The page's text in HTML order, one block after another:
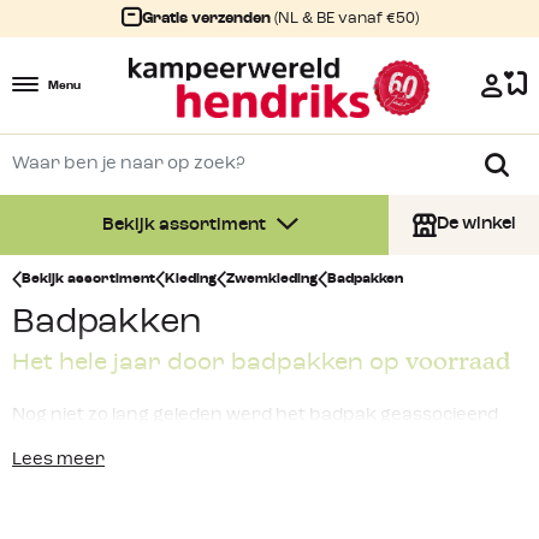
Gratis verzenden (NL & BE vanaf €50)
Menu
Bekijk assortiment De winkel
Bekijk assortiment Kleding Zwemkleding Badpakken
Badpakken
Het hele jaar door badpakken op voorraad
Nog niet zo lang geleden werd het badpak geassocieerd
Lees meer